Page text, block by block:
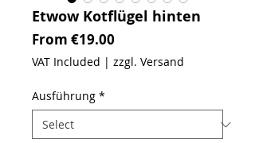
Etwow Kotflügel hinten
From €19.00
VAT Included | zzgl. Versand
Ausführung *